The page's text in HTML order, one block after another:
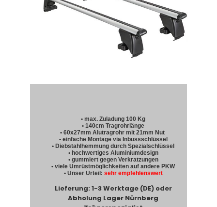
• max. Zuladung 100 Kg
• 140cm Tragrohrlänge
• 60x27mm Alutragrohr mit 21mm Nut
• einfache Montage via Inbussschlüssel
• Diebstahlhemmung durch Spezialschlüssel
• hochwertiges Aluminiumdesign
• gummiert gegen Verkratzungen
• viele Umrüstmöglichkeiten auf andere PKW
• Unser Urteil: sehr empfehlenswert
Lieferung: 1-3 Werktage (DE) oder
Abholung Lager Nürnberg